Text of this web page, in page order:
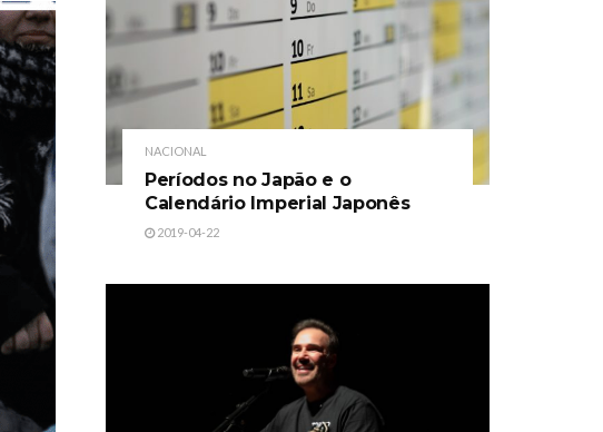
NACIONAL
Períodos no Japão e o
Calendário Imperial Japonês
2019-04-22